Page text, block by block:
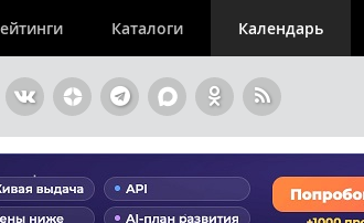
Каталоги Календарь